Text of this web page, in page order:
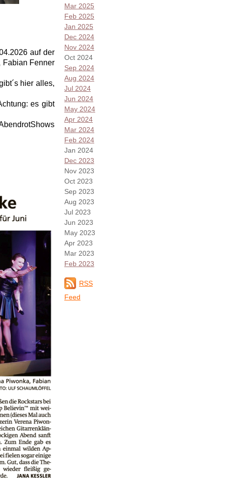
Mar 2025
Feb 2025
Jan 2025
Dec 2024
Nov 2024
Oct 2024
Sep 2024
Aug 2024
Jul 2024
Jun 2024
May 2024
Apr 2024
Mar 2024
Feb 2024
Jan 2024
Dec 2023
Nov 2023
Oct 2023
Sep 2023
Aug 2023
Jul 2023
Jun 2023
May 2023
Apr 2023
Mar 2023
Feb 2023
RSS
Feed
auf der
Fabian Fenner
hier alles,
es gibt